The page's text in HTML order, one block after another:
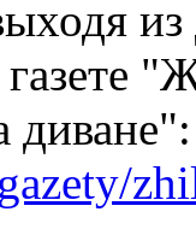
диване":